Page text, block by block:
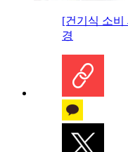
[건기식 소
경